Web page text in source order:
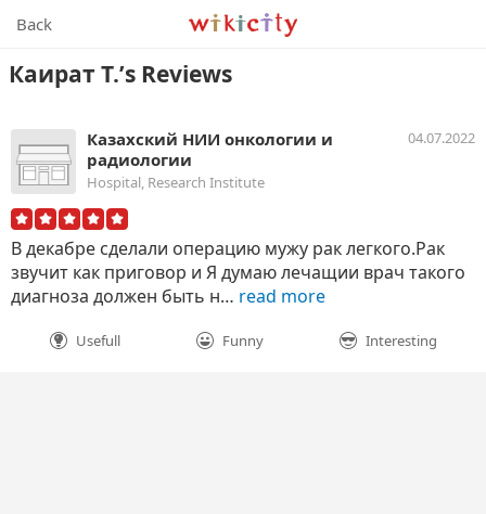
Wikicity
Back
Каират Т.’s Reviews
Казахский НИИ онкологии и
радиологии
Hospital, Research Institute
04.07.2022
В декабре сделали операцию мужу рак легкого.Рак
звучит как приговор и Я думаю лечащии врач такого
диагноза должен быть н… read more
Usefull Funny Interesting